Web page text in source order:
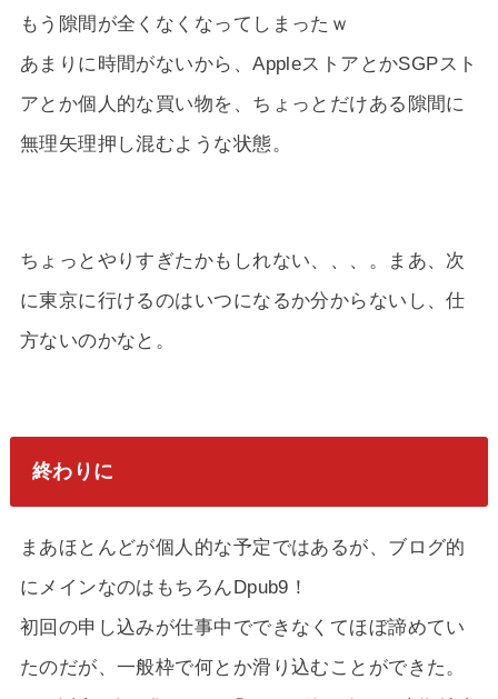
もう隙間が全くなくなってしまったｗ
あまりに時間がないから、AppleストアとかSGPスト
アとか個人的な買い物を、ちょっとだけある隙間に
無理矢理押し混むような状態。
ちょっとやりすぎたかもしれない、、、。まあ、次
に東京に行けるのはいつになるか分からないし、仕
方ないのかなと。
終わりに
まあほとんどが個人的な予定ではあるが、ブログ的
にメインなのはもちろんDpub9！
初回の申し込みが仕事中でできなくてほぼ諦めてい
たのだが、一般枠で何とか滑り込むことができた。